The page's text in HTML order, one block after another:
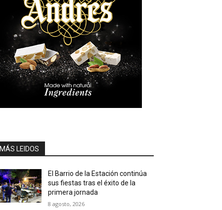
MÁS LEIDOS
El Barrio de la Estación continúa
sus fiestas tras el éxito de la
primera jornada
8 agosto, 2026